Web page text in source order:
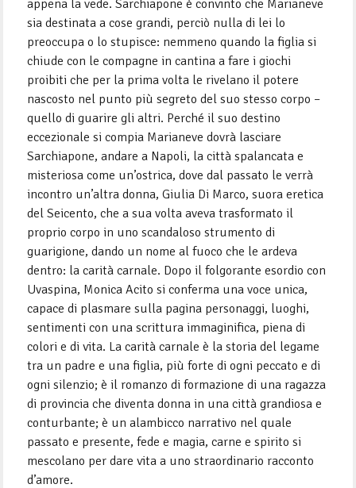
appena la vede. Sarchiapone è convinto che Marianeve
sia destinata a cose grandi, perciò nulla di lei lo
preoccupa o lo stupisce: nemmeno quando la figlia si
chiude con le compagne in cantina a fare i giochi
proibiti che per la prima volta le rivelano il potere
nascosto nel punto più segreto del suo stesso corpo –
quello di guarire gli altri. Perché il suo destino
eccezionale si compia Marianeve dovrà lasciare
Sarchiapone, andare a Napoli, la città spalancata e
misteriosa come un’ostrica, dove dal passato le verrà
incontro un’altra donna, Giulia Di Marco, suora eretica
del Seicento, che a sua volta aveva trasformato il
proprio corpo in uno scandaloso strumento di
guarigione, dando un nome al fuoco che le ardeva
dentro: la carità carnale. Dopo il folgorante esordio con
Uvaspina, Monica Acito si conferma una voce unica,
capace di plasmare sulla pagina personaggi, luoghi,
sentimenti con una scrittura immaginifica, piena di
colori e di vita. La carità carnale è la storia del legame
tra un padre e una figlia, più forte di ogni peccato e di
ogni silenzio; è il romanzo di formazione di una ragazza
di provincia che diventa donna in una città grandiosa e
conturbante; è un alambicco narrativo nel quale
passato e presente, fede e magia, carne e spirito si
mescolano per dare vita a uno straordinario racconto
d’amore.